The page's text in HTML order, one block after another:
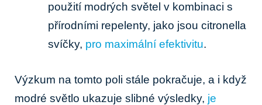
použití modrých světel v kombinaci s
přírodními repelenty, jako jsou citronella
svíčky, pro maximální efektivitu.
Výzkum na tomto poli stále pokračuje, a i když
modré světlo ukazuje slibné výsledky, je